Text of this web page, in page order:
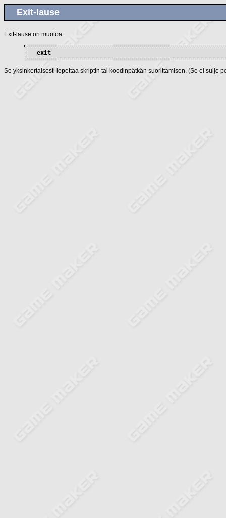
Exit-lause
Exit-lause on muotoa
exit
Se yksinkertaisesti lopettaa skriptin tai koodinpätkän suorittamisen. (Se ei sulje